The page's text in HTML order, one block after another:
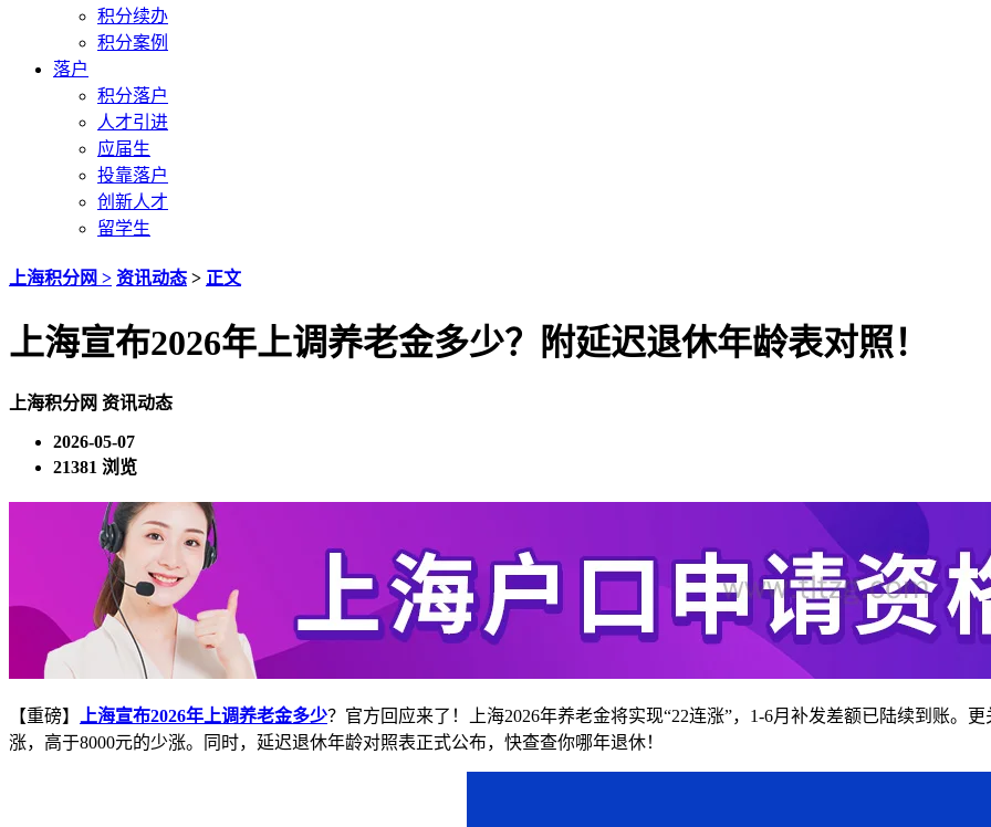
积分续办
积分案例
落户
积分落户
人才引进
应届生
投靠落户
创新人才
留学生
上海积分网 > 资讯动态 > 正文
上海宣布2026年上调养老金多少？附延迟退休年龄表对照！
上海积分网 资讯动态
2026-05-07
21381 浏览
【重磅】 上海宣布2026年上调养老金多少？官方回应来了！上海2026年养老金将实现“22连涨”，1-6月补发差额已陆续到账
涨，高于8000元的少涨。同时，延迟退休年龄对照表正式公布，快查查你哪年退休！